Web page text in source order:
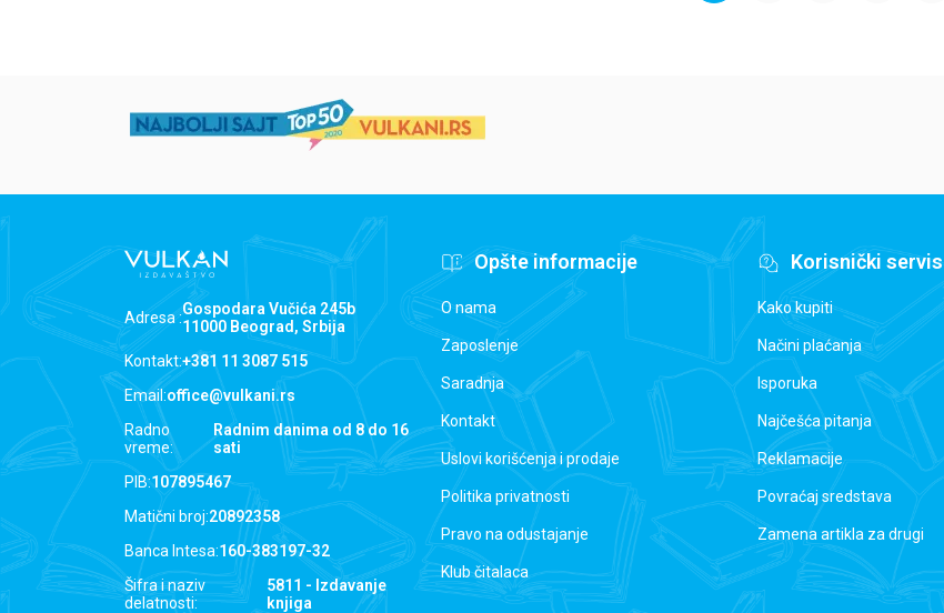
Adresa :Gospodara Vučića 245b
11000 Beograd, Srbija
Kontakt:+381 11 3087 515
Email:office@vulkani.rs
Radno
vreme:
Radnim danima od 8 do 16
sati
PIB:107895467
Matični broj:20892358
Banca Intesa:160-383197-32
Šifra i naziv
delatnosti:
5811 - Izdavanje
knjiga
Opšte informacije
O nama
Zaposlenje
Saradnja
Kontakt
Uslovi korišćenja i prodaje
Politika privatnosti
Pravo na odustajanje
Klub čitalaca
Korisnički servis
Kako kupiti
Načini plaćanja
Isporuka
Najčešća pitanja
Reklamacije
Povraćaj sredstava
Zamena artikla za drugi